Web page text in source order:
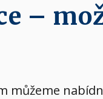
–
můžeme